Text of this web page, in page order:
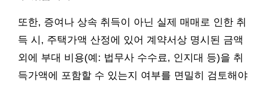
또한, 증여나 상속 취득이 아닌 실제 매매로 인한 취
득 시, 주택가액 산정에 있어 계약서상 명시된 금액
외에 부대 비용(예: 법무사 수수료, 인지대 등)을 취
득가액에 포함할 수 있는지 여부를 면밀히 검토해야